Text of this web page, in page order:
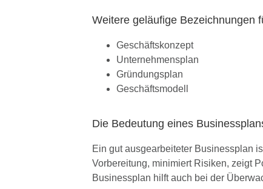
Weitere geläufige Bezeichnungen
Geschäftskonzept
Unternehmensplan
Gründungsplan
Geschäftsmodell
Die Bedeutung eines
Ein gut ausgearbeiteter Businessplan
Vorbereitung, minimiert Risiken, zeigt
Businessplan hilft auch bei der